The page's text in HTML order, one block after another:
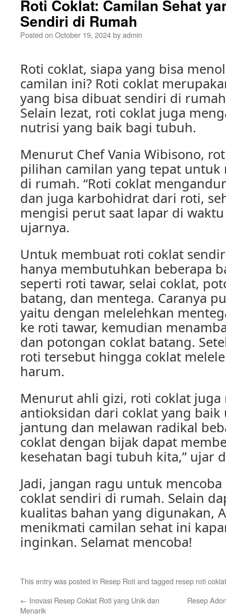
Roti Coklat: Camilan Sehat
Sendiri di Rumah
Posted on October 19, 2024byadmin
Roti coklat, siapa yang bisa
camilan ini? Roti coklat
yang bisa dibuat sendiri di
Selain lezat, roti coklat juga
nutrisi yang baik bagi tubuh.
Menurut Chef Vania Wibisono,
pilihan camilan yang tepat untuk
di rumah. “Roti coklat
dan juga karbohidrat dari roti,
mengisi perut saat lapar di waktu
ujarnya.
Untuk membuat roti coklat
hanya membutuhkan beberapa
seperti roti tawar, selai coklat,
batang, dan mentega. Caranya
yaitu dengan melelehkan
ke roti tawar, kemudian
dan potongan coklat batang.
roti tersebut hingga coklat
harum.
Menurut ahli gizi, roti coklat
antioksidan dari coklat yang baik
jantung dan melawan radikal
coklat dengan bijak dapat
kesehatan bagi tubuh kita,” ujar
Jadi, jangan ragu untuk
coklat sendiri di rumah. Selain
kualitas bahan yang digunakan,
menikmati camilan sehat ini
inginkan. Selamat mencoba!
This entry was posted in Resep Rotiand tagged resep roti coklat
← Inovasi Resep Coklat Roti yang Unik dan
Menarik
Resep